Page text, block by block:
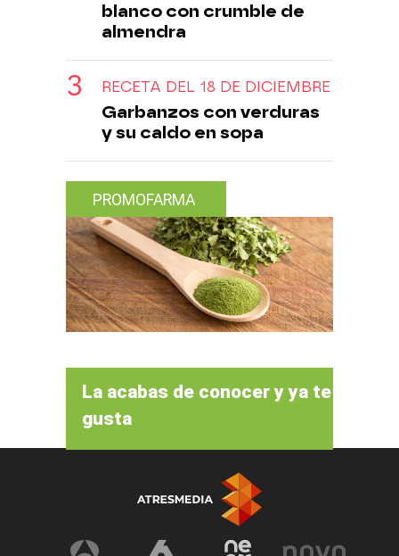
blanco con crumble de
almendra
RECETA DEL 18 DE DICIEMBRE
Garbanzos con verduras
y su caldo en sopa
PROMOFARMA
La acabas de conocer y ya te
gusta